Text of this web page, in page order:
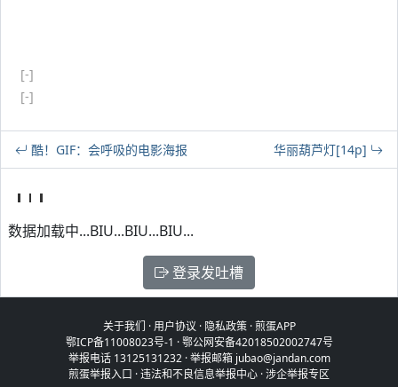
[-]
[-]
酷！GIF：会呼吸的电影海报 华丽葫芦灯[14p]
数据加载中...BIU...BIU...BIU...
登录发吐槽
关于我们 ·用户协议 · 隐私政策·煎蛋APP
鄂ICP备11008023号-1 ·鄂公网安备42018502002747号
举报电话 13125131232 · 举报邮箱 jubao@jandan.com
煎蛋举报入口 ·违法和不良信息举报中心 ·涉企举报专区